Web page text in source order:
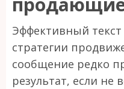
Эффективный
стратегии
сообщение редко
результат, если не